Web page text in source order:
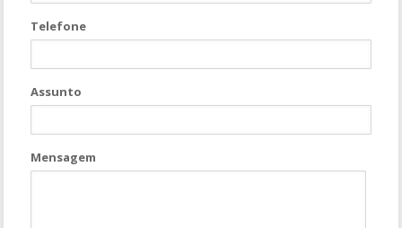
Telefone
Assunto
Mensagem